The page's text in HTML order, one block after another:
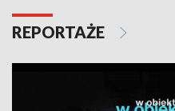
REPORTAŻE